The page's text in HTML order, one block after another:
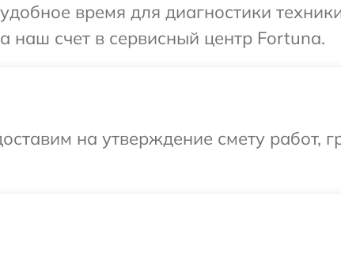
время для диагностики
наш счет в сервисный центр Fortuna.
на утверждение смету работ,